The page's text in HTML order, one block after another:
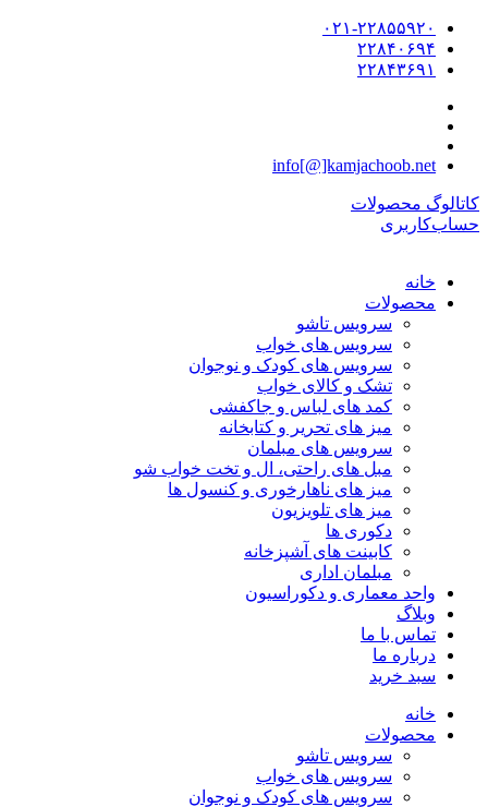
۰۲۱-۲۲۸۵۵۹۲۰
۲۲۸۴۰۶۹۴
۲۲۸۴۳۶۹۱
info[@]kamjachoob.net
کاتالوگ محصولات
حساب‌کاربری
خانه
محصولات
سرویس تاشو
سرویس های خواب
سرویس های کودک و نوجوان
تشک و کالای خواب
کمد های لباس و جاکفشی
میز های تحریر و کتابخانه
سرویس های مبلمان
مبل های راحتی، ال و تخت خواب شو
میز های ناهارخوری و کنسول ها
میز های تلویزیون
دکوری ها
کابینت های آشپزخانه
مبلمان اداری
واحد معماری و دکوراسیون
وبلاگ
تماس با ما
درباره ما
سبد خرید
خانه
محصولات
سرویس تاشو
سرویس های خواب
سرویس های کودک و نوجوان